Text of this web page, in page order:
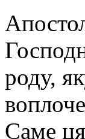
роду,
Саме